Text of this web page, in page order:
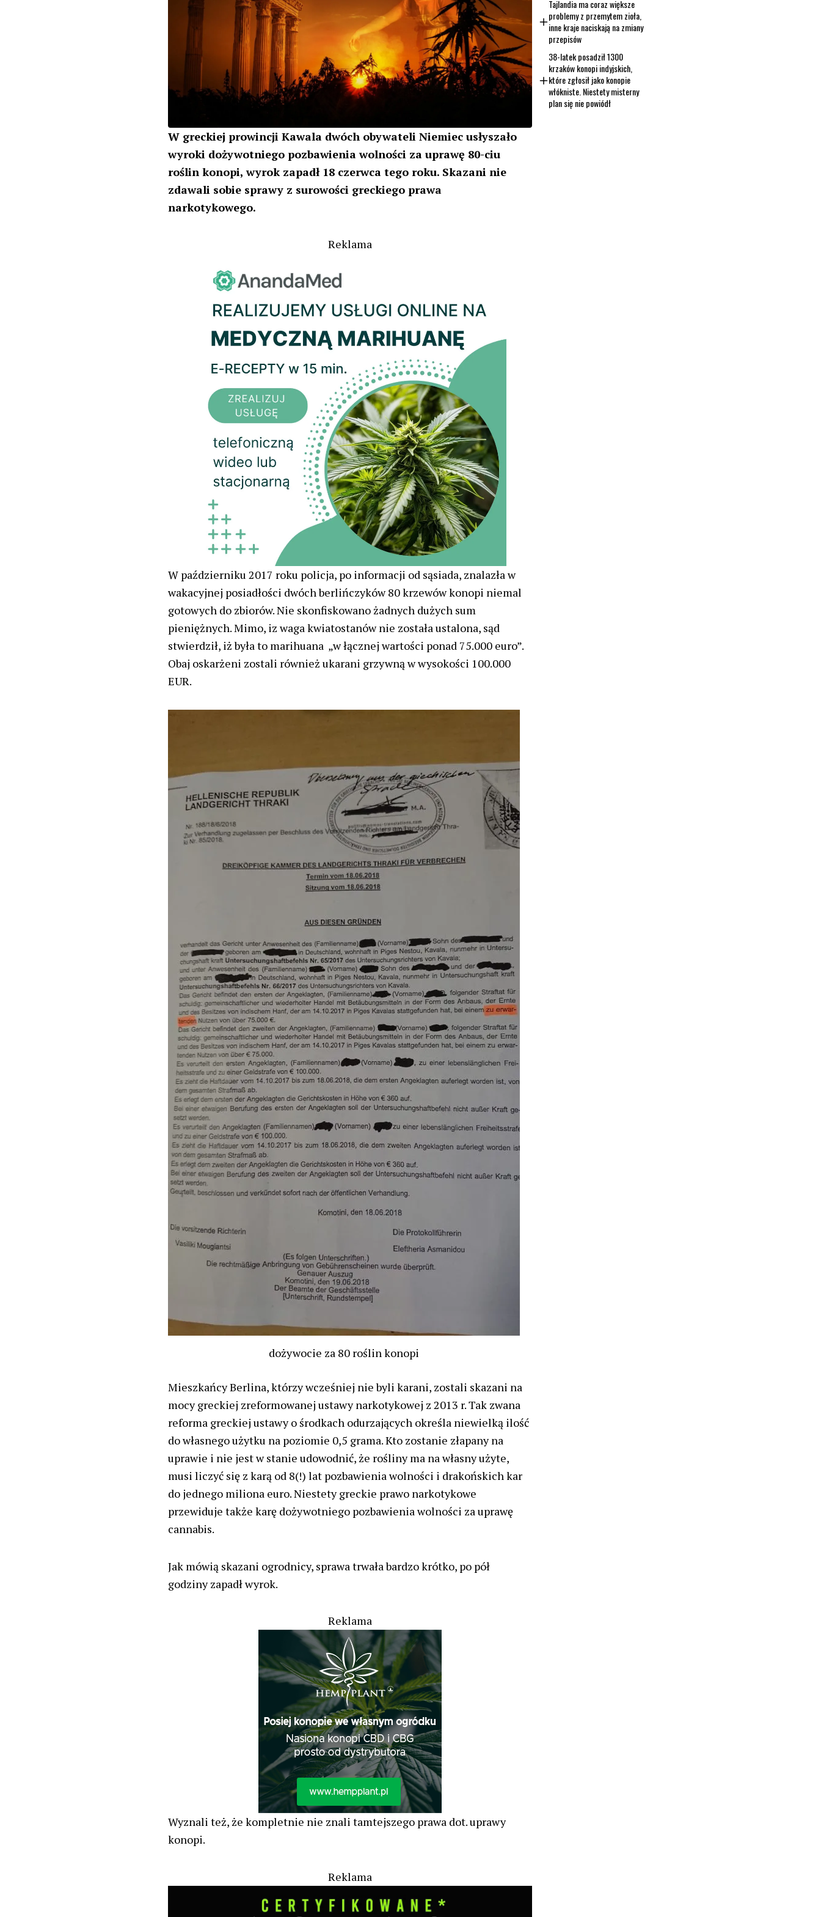
k e
r
W greckiej prowincji Kawala dwóch obywateli Niemiec usłyszało
wyroki dożywotniego pozbawienia wolności za uprawę 80-ciu
roślin konopi, wyrok zapadł 18 czerwca tego roku. Skazani nie
zdawali sobie sprawy z surowości greckiego prawa
narkotykowego.
Reklama
W październiku 2017 roku policja, po informacji od sąsiada, znalazła w
wakacyjnej posiadłości dwóch berlińczyków 80 krzewów konopi niemal
gotowych do zbiorów. Nie skonfiskowano żadnych dużych sum
pieniężnych. Mimo, iz waga kwiatostanów nie została ustalona, sąd
stwierdził, iż była to marihuana „w łącznej wartości ponad 75.000 euro”.
Obaj oskarżeni zostali również ukarani grzywną w wysokości 100.000
EUR.
dożywocie za 80 roślin konopi
Mieszkańcy Berlina, którzy wcześniej nie byli karani, zostali skazani na
mocy greckiej zreformowanej ustawy narkotykowej z 2013 r. Tak zwana
reforma greckiej ustawy o środkach odurzających określa niewielką ilość
do własnego użytku na poziomie 0,5 grama. Kto zostanie złapany na
uprawie i nie jest w stanie udowodnić, że rośliny ma na własny użyte,
musi liczyć się z karą od 8(!) lat pozbawienia wolności i drakońskich kar
do jednego miliona euro. Niestety greckie prawo narkotykowe
przewiduje także karę dożywotniego pozbawienia wolności za uprawę
cannabis.
Jak mówią skazani ogrodnicy, sprawa trwała bardzo krótko, po pół
godziny zapadł wyrok.
Reklama
Wyznali też, że kompletnie nie znali tamtejszego prawa dot. uprawy
konopi.
Reklama
Tajlandia ma coraz większe
problemy z przemytem zioła,
inne kraje naciskają na zmiany
przepisów
38-latek posadził 1300
krzaków konopi indyjskich,
które zgłosił jako konopie
włókniste. Niestety misterny
plan się nie powiódł